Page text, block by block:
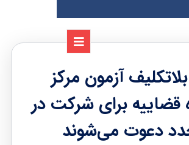
آزمون مرکز
قضاییه برای شرکت در
دعوت می‌شوند